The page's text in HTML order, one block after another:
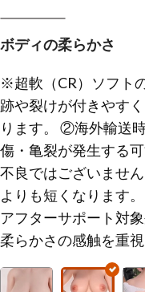
ボディの柔らかさ
※超軟（CR）ソフト
跡や裂けが付きやす
ります。 ②海外輸送
傷・亀裂が発生する
不良ではございませ
よりも短くなります
アフターサポート対
柔らかさの感触を重